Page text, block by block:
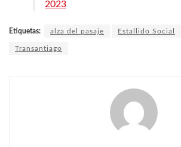
2023
Etiquetas: alza del pasaje Estallido Social
Transantiago